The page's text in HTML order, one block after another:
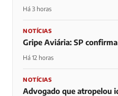
Há 3 horas
NOTÍCIAS
Gripe Aviária: SP
Há 12 horas
NOTÍCIAS
Advogado que atropelou